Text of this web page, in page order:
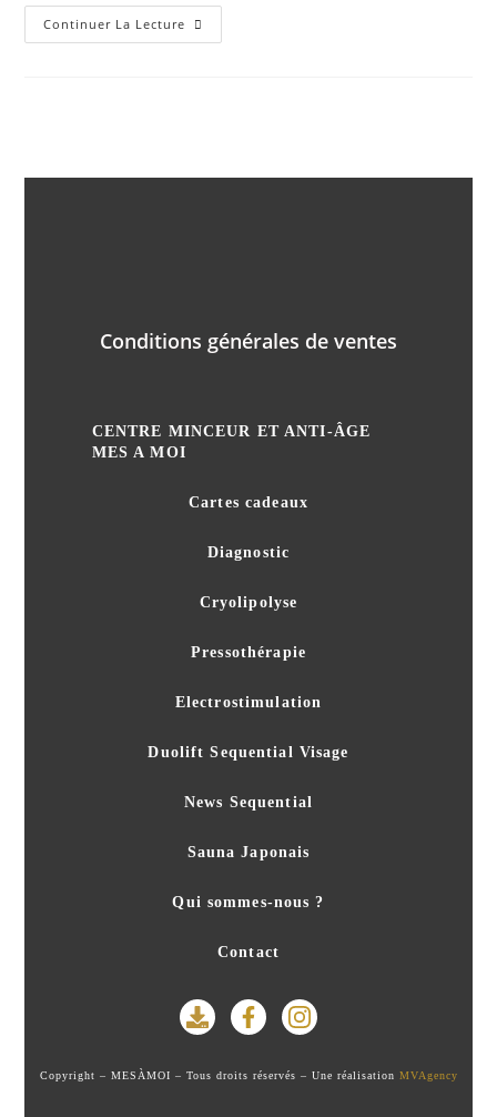
Continuer La Lecture
Conditions générales de ventes
CENTRE MINCEUR ET ANTI-ÂGE
MES A MOI
Cartes cadeaux
Diagnostic
Cryolipolyse
Pressothérapie
Electrostimulation
Duolift Sequential Visage
News Sequential
Sauna Japonais
Qui sommes-nous ?
Contact
Copyright – MESÀMOI – Tous droits réservés – Une réalisation MVAgency